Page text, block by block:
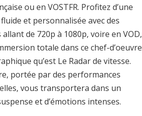
ou en VOSTFR. Profitez d’une
et personnalisée avec des
de 720p à 1080p, voire en VOD,
totale dans ce chef-d’oeuvre
qu’est Le Radar de vitesse.
portée par des performances
vous transportera dans un
et d’émotions intenses.